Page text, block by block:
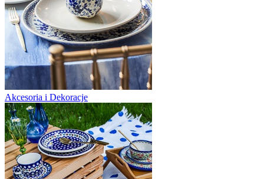
Akcesoria i Dekoracje